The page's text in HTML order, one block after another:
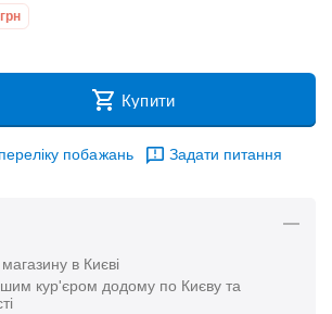
грн
Купити
побажань Задати питання
в Києві
кур'єром додому по Києву та